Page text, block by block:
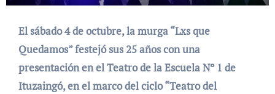
El sábado 4 de octubre, la murga “Lxs que
Quedamos” festejó sus 25 años con una
presentación en el Teatro de la Escuela Nº 1 de
Ituzaingó, en el marco del ciclo “Teatro del